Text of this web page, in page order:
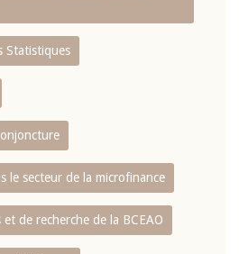
Statistiques
le secteur de la microfinance
et de recherche de la BCEAO